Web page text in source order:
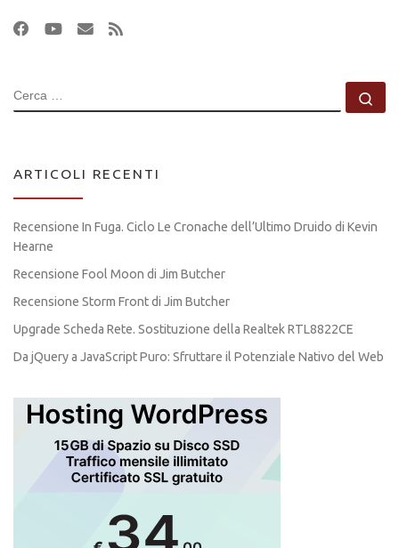
CERCA
ARTICOLI RECENTI
Recensione In Fuga. Ciclo Le Cronache dell’Ultimo Druido di Kevin
Hearne
Recensione Fool Moon di Jim Butcher
Recensione Storm Front di Jim Butcher
Upgrade Scheda Rete. Sostituzione della Realtek RTL8822CE
Da jQuery a JavaScript Puro: Sfruttare il Potenziale Nativo del Web